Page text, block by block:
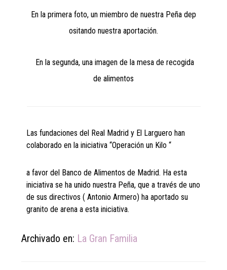
En la primera foto, un miembro de nuestra Peña dep
ositando nuestra aportación.
En la segunda, una imagen de la mesa de recogida
de alimentos
Las fundaciones del Real Madrid y El Larguero han
colaborado en la iniciativa “Operación un Kilo “
a favor del Banco de Alimentos de Madrid. Ha esta
iniciativa se ha unido nuestra Peña, que a través de uno
de sus directivos ( Antonio Armero) ha aportado su
granito de arena a esta iniciativa.
Archivado en: La Gran Familia